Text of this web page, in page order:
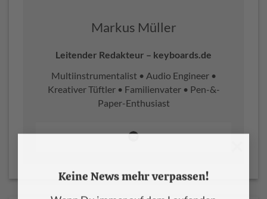
Keine News mehr verpassen!
Markus Müller
Leitender Redakteur – keyboards.de
Multiinstrumentalist • Audio Engineer •
Kreativer Tüftler • Familienvater • Pen-&-
Paper-Enthusiast